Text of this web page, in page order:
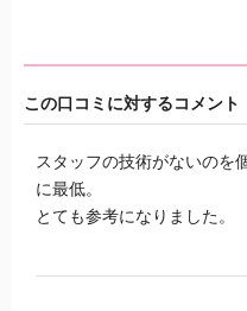
この口コミに対するコメント
スタッフの技術がないのを
に最低。
とても参考になりました。